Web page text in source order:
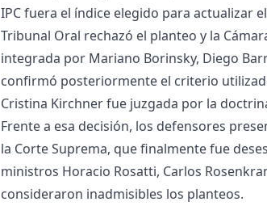
IPC fuera el índice elegido para actualizar
Tribunal Oral rechazó el planteo y la
integrada por Mariano Borinsky, Diego
confirmó posteriormente el criterio
Cristina Kirchner fue juzgada por la
Frente a esa decisión, los defensores
la Corte Suprema, que finalmente fue
ministros Horacio Rosatti, Carlos
consideraron inadmisibles los planteos.